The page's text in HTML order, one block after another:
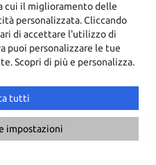
Contatta un consulente
cui il miglioramento delle
personalizzata. Cliccando
di accettare l'utilizzo di
puoi personalizzare le tue
Scopri di più e personalizza.
tutti
impostazioni